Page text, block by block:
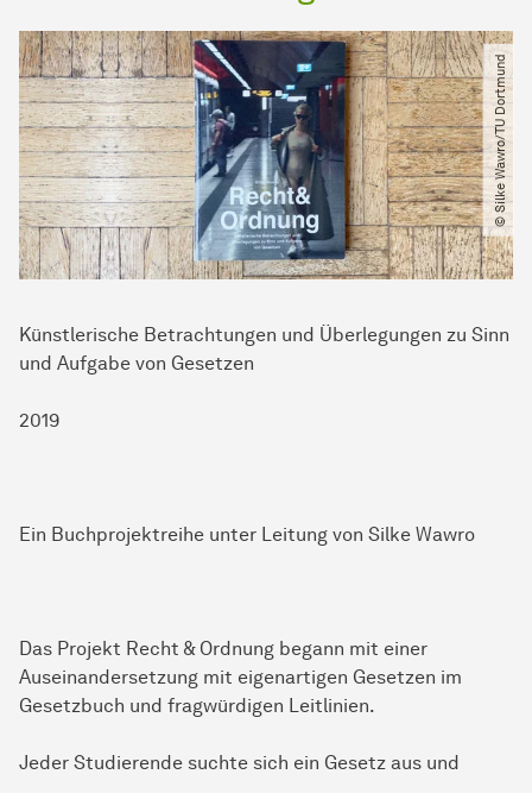
© Silke Wawro​/​TU Dortmund
Künstlerische Betrachtungen und Überlegungen zu Sinn
und Aufgabe von Gesetzen
2019
Ein Buchprojektreihe unter Leitung von Silke Wawro
Das Projekt Recht & Ordnung begann mit einer
Auseinandersetzung mit eigenartigen Gesetzen im
Gesetzbuch und fragwürdigen Leitlinien.
Jeder Studierende suchte sich ein Gesetz aus und